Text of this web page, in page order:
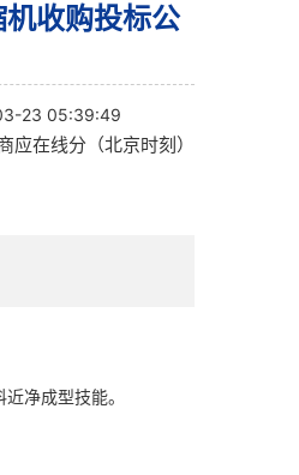
收购投标公
23 05:39:49
在线分（北京时刻）
净成型技能。